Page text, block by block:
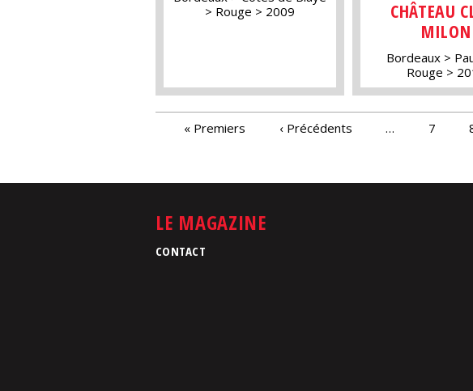
Rouge
2009
CHÂTEAU
MILON
Bordeaux
Rouge
PAGES
« Premiers ‹ Précédents … 7
LE MAGAZINE
CONTACT